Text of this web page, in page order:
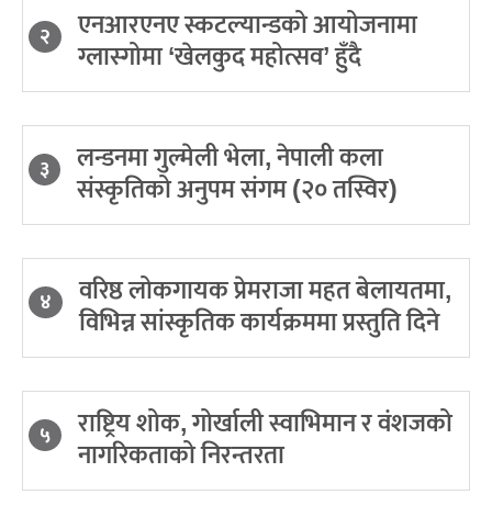
२ एनआरएनए स्कटल्यान्डको आयोजनामा
ग्लास्गोमा ‘खेलकुद महोत्सव’ हुँदै
३ लन्डनमा गुल्मेली भेला, नेपाली कला
संस्कृतिको अनुपम संगम (२० तस्विर)
४ वरिष्ठ लोकगायक प्रेमराजा महत बेलायतमा,
विभिन्न सांस्कृतिक कार्यक्रममा प्रस्तुति दिने
५ राष्ट्रिय शोक, गोर्खाली स्वाभिमान र वंशजको
नागरिकताको निरन्तरता